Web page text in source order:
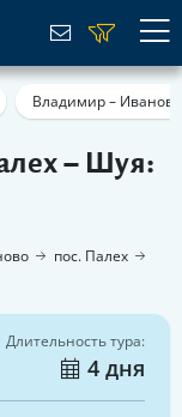
Владимир –
– Шуя:
пос. Палех
Длительность тура:
4 дня